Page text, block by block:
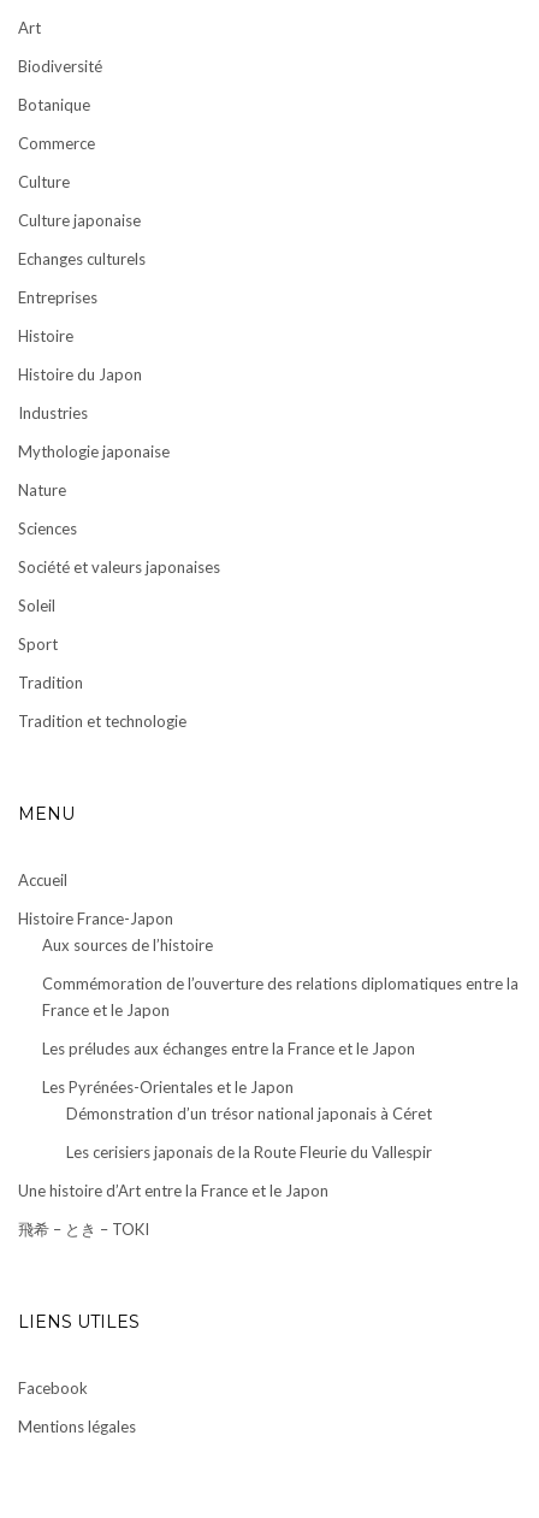
Art
Biodiversité
Botanique
Commerce
Culture
Culture japonaise
Echanges culturels
Entreprises
Histoire
Histoire du Japon
Industries
Mythologie japonaise
Nature
Sciences
Société et valeurs japonaises
Soleil
Sport
Tradition
Tradition et technologie
MENU
Accueil
Histoire France-Japon
Aux sources de l’histoire
Commémoration de l’ouverture des relations diplomatiques entre la
France et le Japon
Les préludes aux échanges entre la France et le Japon
Les Pyrénées-Orientales et le Japon
Démonstration d’un trésor national japonais à Céret
Les cerisiers japonais de la Route Fleurie du Vallespir
Une histoire d’Art entre la France et le Japon
飛希 – とき – TOKI
LIENS UTILES
Facebook
Mentions légales